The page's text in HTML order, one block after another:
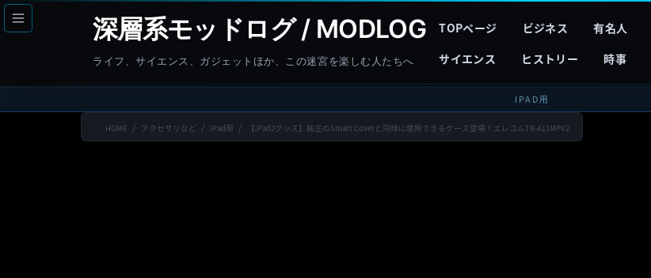
コ
ン
へ
ナ
ビ
ョ
深層系モッドログ / MODLOG
ライフ、サイエンス、ガジェットほか、この迷宮を楽しむ人たちへ
TOPページ ビジネス 有名人
サイエンス
ヒストリー 時事
IPAD用
HOME アクセサリなど iPad用 【iPad2グッズ】純正のSmart Coverと同時に使用できるケース登場！エレコムTB-A11MPV2